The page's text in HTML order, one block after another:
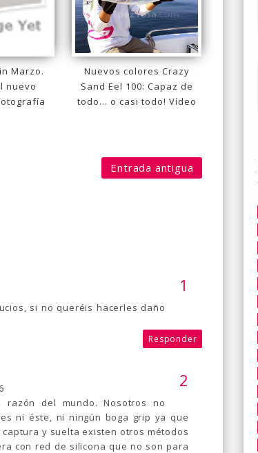
Marzo.
nuevo
Nuevos colores Crazy
Sand Eel 100: Capaz de
todo... o casi todo! Vídeo
Entrada antigua
si no queréis hacerles daño
Responder
del mundo. Nosotros no
ni éste, ni ningún boga grip ya que
y suelta existen otros métodos
con red de silicona que no son para